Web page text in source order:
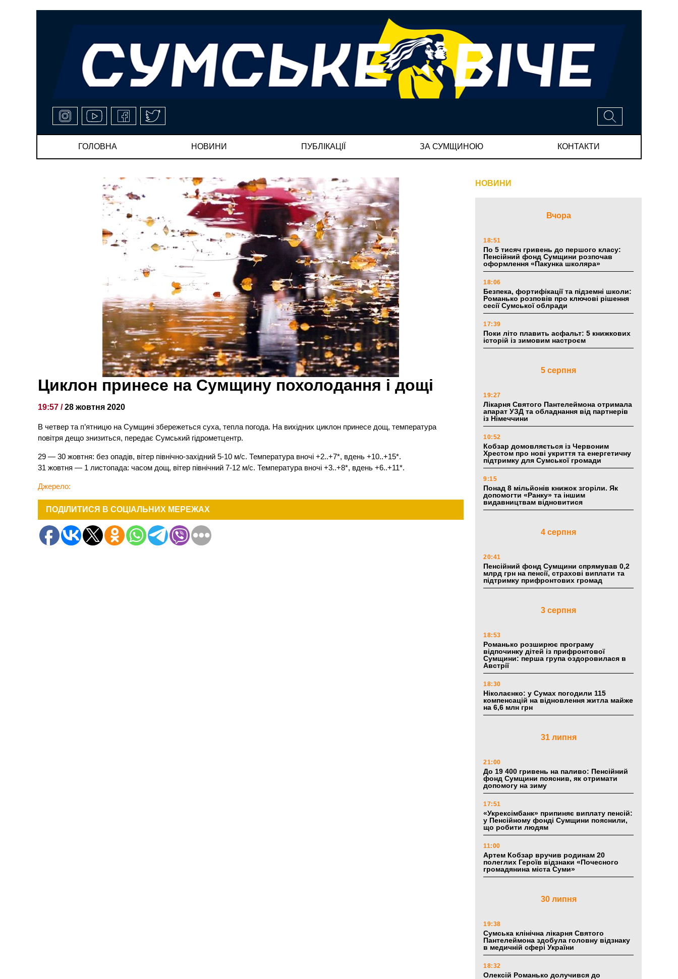
ГОЛОВНА НОВИНИ ПУБЛІКАЦІЇ ЗА СУМЩИНОЮ КОНТАКТИ
Циклон принесе на Сумщину похолодання і дощі
19:57 /28 жовтня 2020
В четвер та п’ятницю на Сумщині збережеться суха, тепла погода. На вихідних циклон принесе дощ, температура
повітря дещо знизиться, передає Сумський гідрометцентр.
29 — 30 жовтня: без опадів, вітер північно-західний 5-10 м/с. Температура вночі +2..+7*, вдень +10..+15*.
31 жовтня — 1 листопада: часом дощ, вітер північний 7-12 м/с. Температура вночі +3..+8*, вдень +6..+11*.
Джерело:
ПОДІЛИТИСЯ В СОЦІАЛЬНИХ МЕРЕЖАХ
НОВИНИ
Вчора
18:51
По 5 тисяч гривень до першого класу:
Пенсійний фонд Сумщини розпочав
оформлення «Пакунка школяра»
18:06
Безпека, фортифікації та підземні школи:
Романько розповів про ключові рішення
сесії Сумської облради
17:39
Поки літо плавить асфальт: 5 книжкових
історій із зимовим настроєм
5 серпня
19:27
Лікарня Святого Пантелеймона отримала
апарат УЗД та обладнання від партнерів
із Німеччини
10:52
Кобзар домовляється із Червоним
Хрестом про нові укриття та енергетичну
підтримку для Сумської громади
9:15
Понад 8 мільйонів книжок згоріли. Як
допомогти «Ранку» та іншим
видавництвам відновитися
4 серпня
20:41
Пенсійний фонд Сумщини спрямував 0,2
млрд грн на пенсії, страхові виплати та
підтримку прифронтових громад
3 серпня
18:53
Романько розширює програму
відпочинку дітей із прифронтової
Сумщини: перша група оздоровилася в
Австрії
18:30
Ніколаєнко: у Сумах погодили 115
компенсацій на відновлення житла майже
на 6,6 млн грн
31 липня
21:00
До 19 400 гривень на паливо: Пенсійний
фонд Сумщини пояснив, як отримати
допомогу на зиму
17:51
«Укрексімбанк» припиняє виплату пенсій:
у Пенсійному фонді Сумщини пояснили,
що робити людям
11:00
Артем Кобзар вручив родинам 20
полеглих Героїв відзнаки «Почесного
громадянина міста Суми»
30 липня
19:38
Сумська клінічна лікарня Святого
Пантелеймона здобула головну відзнаку
в медичній сфері України
18:32
Олексій Романько долучився до